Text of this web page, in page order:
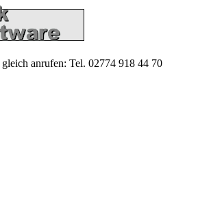
gleich anrufen: Tel. 02774 918 44 70